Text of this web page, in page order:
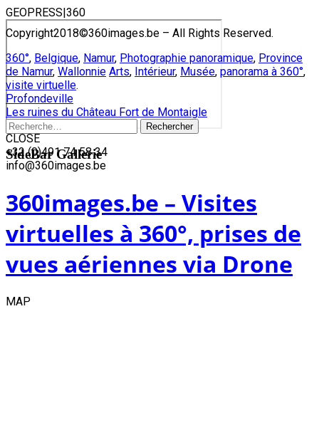
GEOPRESS|360
CLOSE
Skip
to
+32 (0)491 74 58 34
info@360images.be
360images.be – Visites
virtuelles à 360°, prises de
vues aériennes via Drone
MAP
Copyright2018©360images.be – All Rights Reserved.
360°, Belgique, Namur, Photographie panoramique, Province
de Namur, Wallonnie Arts, Intérieur, Musée, panorama à 360°,
visite virtuelle.
Post
navigation
Profondeville
Les ruines du Château Fort de Montaigle
Rechercher :
SideBar Gallerie